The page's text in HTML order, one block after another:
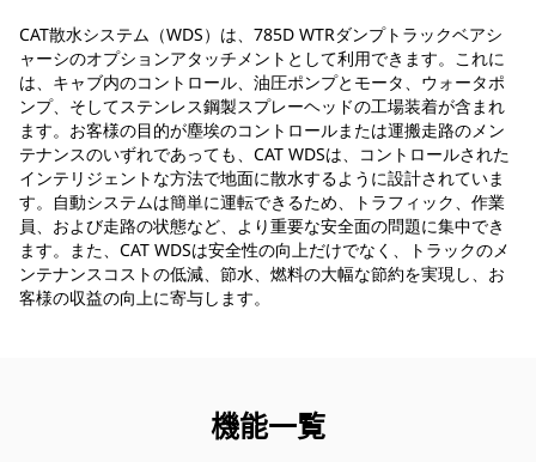
CAT散水システム（WDS）は、785D WTRダンプトラックベアシ
ャーシのオプションアタッチメントとして利用できます。これに
は、キャブ内のコントロール、油圧ポンプとモータ、ウォータポ
ンプ、そしてステンレス鋼製スプレーヘッドの工場装着が含まれ
ます。お客様の目的が塵埃のコントロールまたは運搬走路のメン
テナンスのいずれであっても、CAT WDSは、コントロールされた
インテリジェントな方法で地面に散水するように設計されていま
す。自動システムは簡単に運転できるため、トラフィック、作業
員、および走路の状態など、より重要な安全面の問題に集中でき
ます。また、CAT WDSは安全性の向上だけでなく、トラックのメ
ンテナンスコストの低減、節水、燃料の大幅な節約を実現し、お
客様の収益の向上に寄与します。
機能一覧